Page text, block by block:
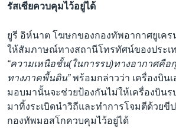
รัสเซียควบคุมไว้อยู่ได้
ยูรี อิห์นาต โฆษกของกองทัพอากาศยูเคร
ให้สัมภาษณ์ทางสถานีโทรทัศน์ของประเ
“ความเหนือชั้น(ในการรบ)ทางอากาศคือ
ทางภาคพื้นดิน”พร้อมกล่าวว่า เครื่องบินเ
มอบมานั้นจะช่วยป้องกันไม่ให้เครื่องบินร
มาทิ้งระเบิดนำวิถีและทำการโจมตีด้วยขี
กองทัพมอสโกควบคุมไว้อยู่ได้